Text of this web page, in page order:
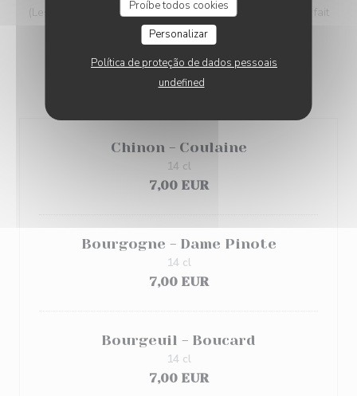
Proíbe todos cookies
Personalizar
Política de proteção de dados pessoais
undefined
(Les cuvées du Chien Fou)... - Le choix des bouteilles se fait
directement en cave
Vin Rouge
Chinon - Coulaine
7,00 EUR
14 cl
Bourgogne - Dame Pinote
7,00 EUR
14 cl
Bourgeuil - Boucard
7,00 EUR
14 cl